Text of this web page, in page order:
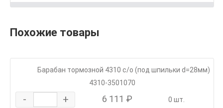
Похожие товары
Барабан тормозной 4310 с/о (под шпильки d=28мм)
4310-3501070
- + 6 111 ₽ 0 шт.